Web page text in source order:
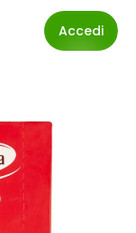
Accedi